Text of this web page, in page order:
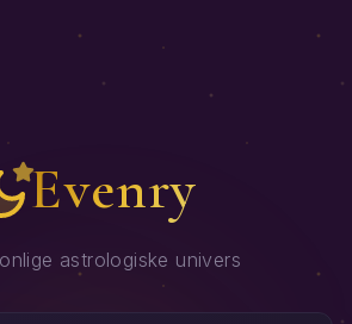
Evenry
astrologiske univers